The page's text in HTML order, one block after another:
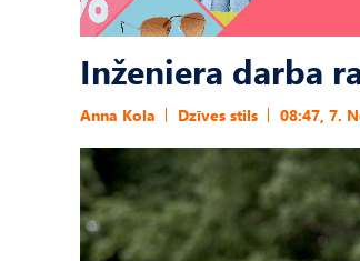
Inženiera darba
Anna Kola Dzīves stils 08:47, 7.